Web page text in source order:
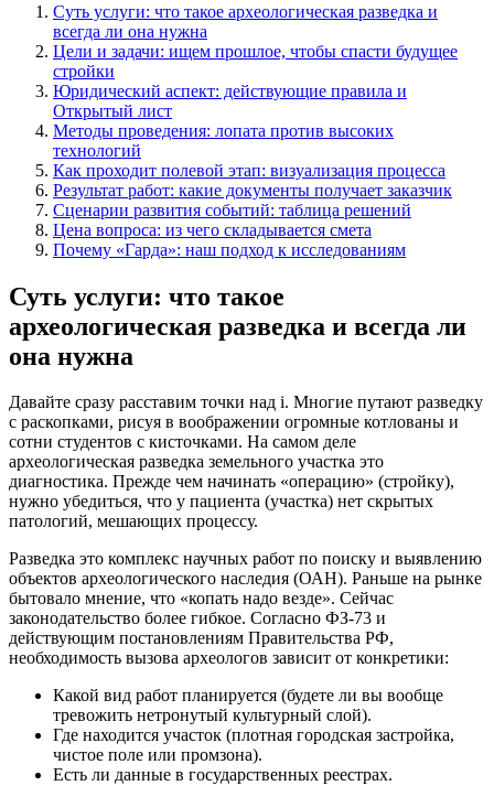
Суть услуги: что такое археологическая разведка и
всегда ли она нужна
Цели и задачи: ищем прошлое, чтобы спасти будущее
стройки
Юридический аспект: действующие правила и
Открытый лист
Методы проведения: лопата против высоких
технологий
Как проходит полевой этап: визуализация процесса
Результат работ: какие документы получает заказчик
Сценарии развития событий: таблица решений
Цена вопроса: из чего складывается смета
Почему «Гарда»: наш подход к исследованиям
Суть услуги: что такое
археологическая разведка и всегда ли
она нужна
Давайте сразу расставим точки над i. Многие путают разведку
с раскопками, рисуя в воображении огромные котлованы и
сотни студентов с кисточками. На самом деле
археологическая разведка земельного участка это
диагностика. Прежде чем начинать «операцию» (стройку),
нужно убедиться, что у пациента (участка) нет скрытых
патологий, мешающих процессу.
Разведка это комплекс научных работ по поиску и выявлению
объектов археологического наследия (ОАН). Раньше на рынке
бытовало мнение, что «копать надо везде». Сейчас
законодательство более гибкое. Согласно ФЗ-73 и
действующим постановлениям Правительства РФ,
необходимость вызова археологов зависит от конкретики:
Какой вид работ планируется (будете ли вы вообще
тревожить нетронутый культурный слой).
Где находится участок (плотная городская застройка,
чистое поле или промзона).
Есть ли данные в государственных реестрах.